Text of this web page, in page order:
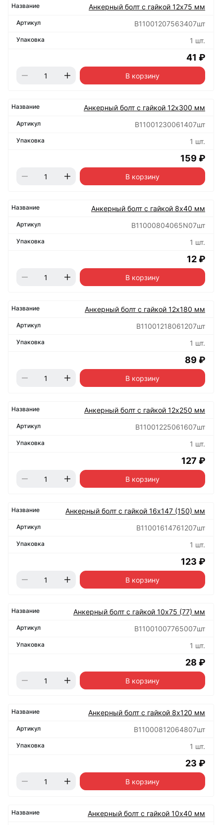
Анкерный болт с гайкой 12х75 мм
B11001207563407шт
1 шт.
41 ₽
В корзину
Анкерный болт с гайкой 12х300 мм
B11001230061407шт
1 шт.
159 ₽
В корзину
Анкерный болт с гайкой 8х40 мм
B11000804065N07шт
1 шт.
12 ₽
В корзину
Анкерный болт с гайкой 12х180 мм
B11001218061207шт
1 шт.
89 ₽
В корзину
Анкерный болт с гайкой 12х250 мм
B11001225061607шт
1 шт.
127 ₽
В корзину
Анкерный болт с гайкой 16х147 (150) мм
B11001614761207шт
1 шт.
123 ₽
В корзину
Анкерный болт с гайкой 10х75 (77) мм
B11001007765007шт
1 шт.
28 ₽
В корзину
Анкерный болт с гайкой 8х120 мм
B11000812064807шт
1 шт.
23 ₽
В корзину
Анкерный болт с гайкой 10х40 мм